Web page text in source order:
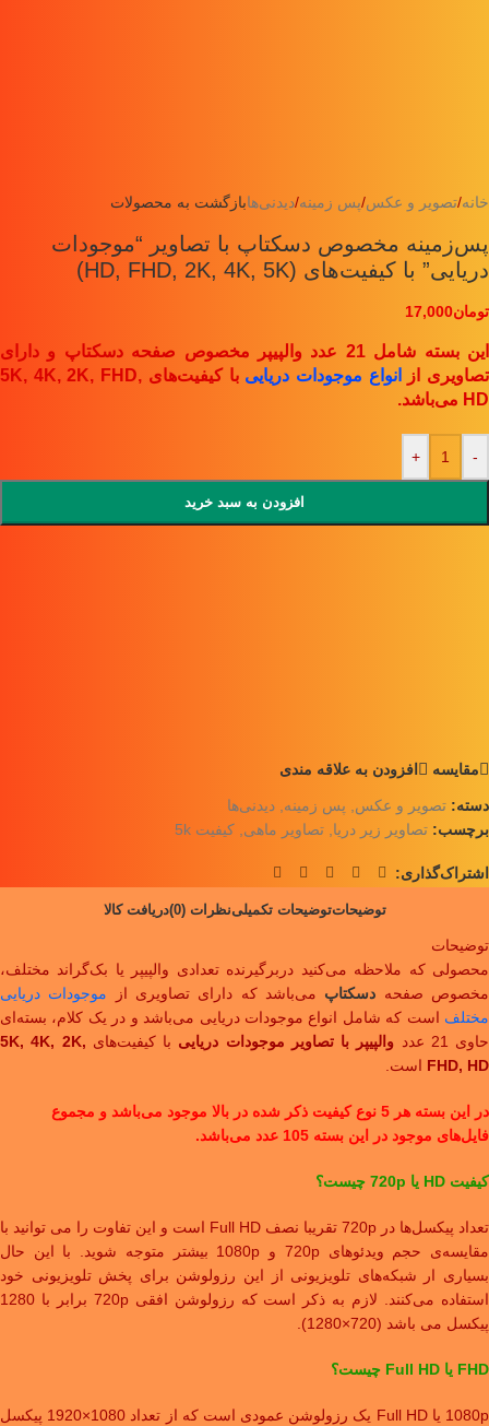
خانه/تصویر و عکس/پس زمینه/دیدنی‌هابازگشت به محصولات
پس‌زمینه مخصوص دسکتاپ با تصاویر “موجودات
دریایی” با کیفیت‌های (HD, FHD, 2K, 4K, 5K)
تومان17,000
این بسته شامل 21 عدد والپیپر مخصوص صفحه دسکتاپ و دارای
تصاویری از
انواع موجودات دریایی
با کیفیت‌های 5K, 4K, 2K, FHD,
HD می‌باشد.
-
+
افزودن به سبد خرید
مقايسه افزودن به علاقه مندی
دسته: تصویر و عکس پس زمینه دیدنی‌ها
برچسب: تصاویر زیر دریا تصاویر ماهی کیفیت 5k
اشتراک‌گذاری:
توضیحاتتوضیحات تکمیلینظرات (0) دریافت کالا
توضیحات
محصولی که ملاحظه می‌کنید دربرگیرنده تعدادی والپیپر یا بک‌گراند مختلف،
مخصوص صفحه دسکتاپ می‌باشد که دارای تصاویری از موجودات دریایی
مختلف است که شامل انواع موجودات دریایی می‌باشد و در یک کلام، بسته‌ای
حاوی 21 عدد
والپیپر با تصاویر موجودات دریایی با کیفیت‌های 5K, 4K, 2K,
FHD, HD است.
در این بسته هر 5 نوع کیفیت ذکر شده در بالا موجود می‌باشد و مجموع
فایل‌های موجود در این بسته 105 عدد می‌باشد.
کیفیت HD یا 720p چیست؟
تعداد پیکسل‌ها در 720p تقریبا نصف Full HD است و این تفاوت را می توانید با
مقایسه‌ی حجم ویدئوهای 720p و 1080p بیشتر متوجه شوید. با این حال
بسیاری ار شبکه‌های تلویزیونی از این رزولوشن برای پخش تلویزیونی خود
استفاده می‌کنند. لازم به ذکر است که رزولوشن افقی 720p برابر با 1280
پیکسل می باشد (720×1280).
FHD یا Full HD چیست؟
1080p یا Full HD یک رزولوشن عمودی است که از تعداد 1080×1920 پیکسل